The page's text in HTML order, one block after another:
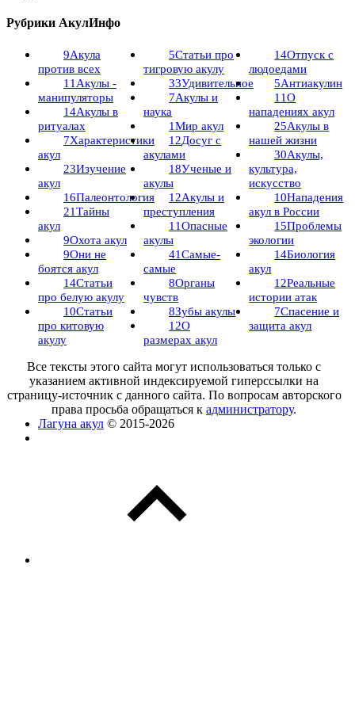
Рубрики АкулИнфо
9Акула
против всех
11 Акулы -
манипуляторы
14Акулы в
ритуалах
7Характеристики
акул
23Изучение
акул
16Палеонтология
21Тайны
акул
9Охота акул
9Они не
боятся акул
14Статьи
про белую акулу
10Статьи
про китовую
акулу
5Статьи про
тигровую акулу
33Удивительное
7Акулы и
наука
1Мир акул
12Досуг с
акулами
18Ученые и
акулы
12Акулы и
преступления
11Опасные
акулы
41Самые-
самые
8Органы
чувств
8Зубы акулы
12О
размерах акул
14Отпуск с
людоедами
5Антиакулин
11О
нападениях акул
25Акулы в
нашей жизни
30Акулы,
культура,
искусство
10Нападения
акул в России
15Проблемы
экологии
14Биология
акул
12Реальные
истории атак
7Спасение и
защита акул
Все тексты этого сайта могут использоваться только с
указанием активной индексируемой гиперссылки на
страницу-источник с данного сайта. По вопросам авторского
права просьба обращаться кадминистратору.
Лагуна акул © 2015-2026